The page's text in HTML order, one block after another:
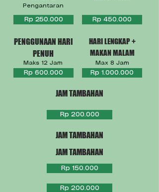
Pengantaran
Rp 250.000
PENGGUNAAN HARI
PENUH
Maks 12 Jam
Rp 600.000
Rp 450.000
HARI LENGKAP +
MAKAN MALAM
Max 8 Jam
Rp 1.000.000
JAM TAMBAHAN
Rp 200.000
JAM TAMBAHAN
JAM TAMBAHAN
Rp 150.000
Rp 200.000